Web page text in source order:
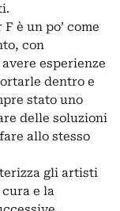
è un po’ come
con
esperienze
dentro e
stato uno
delle soluzioni
allo stesso
gli artisti
e la